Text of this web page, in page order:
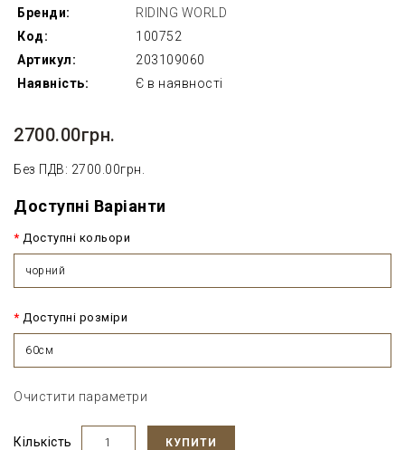
Бренди:
RIDING WORLD
Код:
100752
Артикул:
203109060
Наявність:
Є в наявності
2700.00грн.
Без ПДВ: 2700.00грн.
Доступні Варіанти
Доступні кольори
чорний
Доступні розміри
60см
Очистити параметри
Кількість КУПИТИ